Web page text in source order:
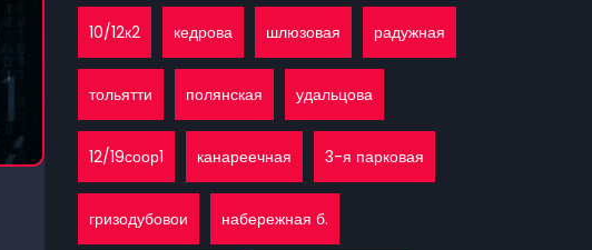
10/12к2 кедрова шлюзовая радужная
тольятти полянская удальцова
12/19соор1 канареечная 3-я парковая
гризодубовои набережная б.